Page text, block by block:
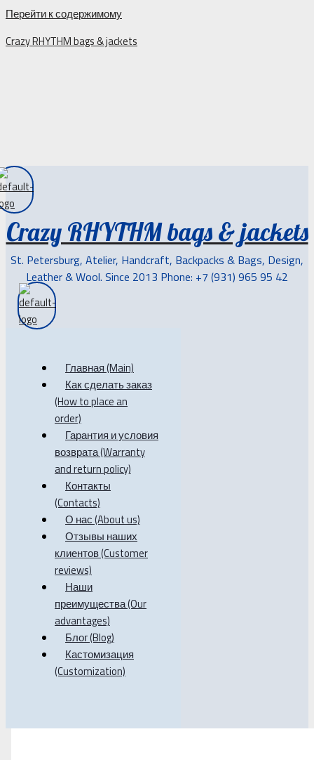
Перейти к содержимому
Crazy RHYTHM bags & jackets
Crazy RHYTHM bags & jackets
St. Petersburg, Atelier, Handcraft, Backpacks & Bags, Design,
Leather & Wool. Since 2013 Phone: +7 (931) 965 95 42
Главная (Main)
Как сделать заказ
(How to place an
order)
Гарантия и условия
возврата (Warranty
and return policy)
Контакты
(Contacts)
О нас (About us)
Отзывы наших
клиентов (Customer
reviews)
Наши
преимущества (Our
advantages)
Блог (Blog)
Кастомизация
(Customization)